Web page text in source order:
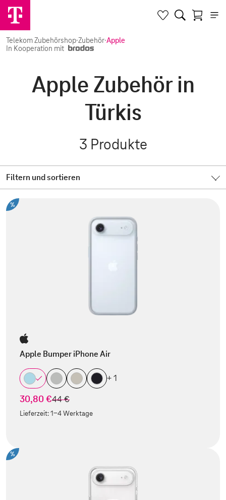
Telekom Zubehörshop·Zubehör·Apple
In Kooperation mit
Apple Zubehör in
Türkis
3 Produkte
Filtern und sortieren
%
Apple Bumper iPhone Air
+ 1
30,80 €statt
44 €
Lieferzeit:1-4 Werktage
%